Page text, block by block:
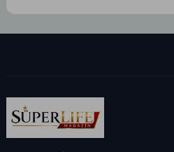
sıcak asfalt çalışmalarını etaplar